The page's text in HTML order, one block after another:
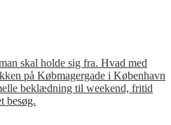
skal holde sig fra. Hvad med
på Købmagergade i København
beklædning til weekend, fritid
besøg.